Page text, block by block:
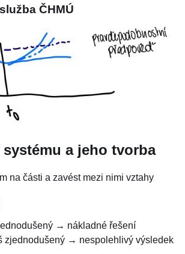
ČHMÚ
a jeho tvorba
na části a zavést mezi nimi vztahy
→ nákladné řešení
zjednodušený → nespolehlivý výsledek